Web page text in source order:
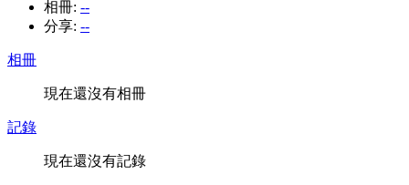
相冊: --
分享: --
相冊
現在還沒有相冊
記錄
現在還沒有記錄